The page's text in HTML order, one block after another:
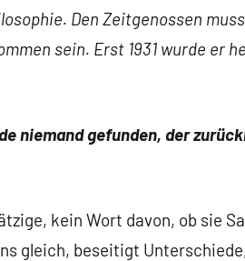
Den Zeitgenossen
sein. Erst 1931 wurde er
niemand gefunden, der
kein Wort davon, ob sie
gleich, beseitigt